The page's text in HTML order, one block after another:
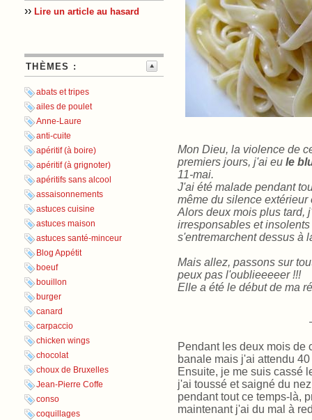
›› Lire un article au hasard
THÈMES :
abats et tripes
ailes de poulet
Anne-Laure
anti-cuite
apéritif (à boire)
apéritif (à grignoter)
apéritifs sans alcool
assaisonnements
astuces cuisine
astuces maison
astuces santé-minceur
Blog Appétit
boeuf
bouillon
burger
canard
carpaccio
chicken wings
chocolat
choux de Bruxelles
Jean-Pierre Coffe
conso
coquillages
Mon Dieu, la violence de
premiers jours, j'ai eu le
11-mai.
J'ai été malade pendant
même du silence extérieur
Alors deux mois plus tard,
irresponsables et
s'entremarchent dessus à
Mais allez, passons sur
peux pas l'oublieeeeer !!!
Elle a été le début de ma
Pendant les deux mois de
banale mais j'ai attendu 40
Ensuite, je me suis cassé
j'ai toussé et saigné du
pendant tout ce temps-là,
maintenant j'ai du mal à